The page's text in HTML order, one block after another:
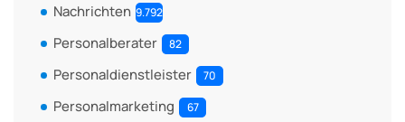
Nachrichten 9.792
Personalberater 82
Personaldienstleister 70
Personalmarketing 67